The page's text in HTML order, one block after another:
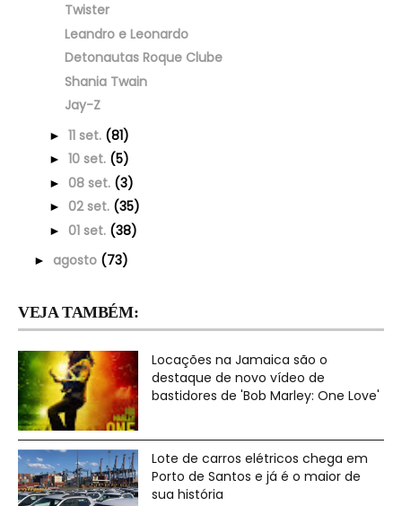
Twister
Leandro e Leonardo
Detonautas Roque Clube
Shania Twain
Jay-Z
► 11 set. (81)
► 10 set. (5)
► 08 set. (3)
► 02 set. (35)
► 01 set. (38)
► agosto (73)
VEJA TAMBÉM:
Locações na Jamaica são o
destaque de novo vídeo de
bastidores de 'Bob Marley: One Love'
Lote de carros elétricos chega em
Porto de Santos e já é o maior de
sua história